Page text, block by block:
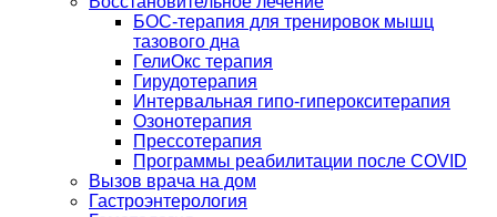
БОС-терапия для тренировок мышц
тазового дна
ГелиОкс терапия
Гирудотерапия
Интервальная гипо-гиперокситерапия
Озонотерапия
Прессотерапия
Программы реабилитации после СOVID
Вызов врача на дом
Гастроэнтерология